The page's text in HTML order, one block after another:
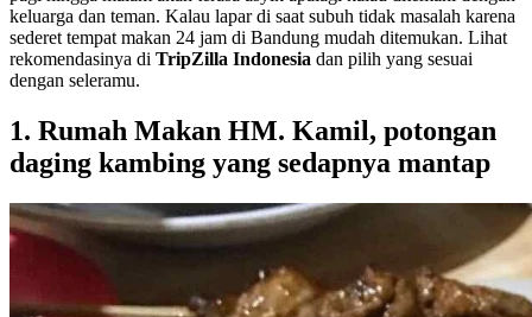
keluarga dan teman. Kalau lapar di saat subuh tidak masalah karena
sederet tempat makan 24 jam di Bandung mudah ditemukan. Lihat
rekomendasinya di TripZilla Indonesia dan pilih yang sesuai
dengan seleramu.
1. Rumah Makan HM. Kamil, potongan
daging kambing yang sedapnya mantap